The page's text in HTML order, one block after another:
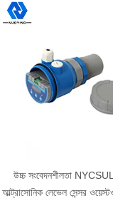
উচ্চ সংবেদনশীলতা
আল্ট্রাসোনিক লেভেল সেন্সর